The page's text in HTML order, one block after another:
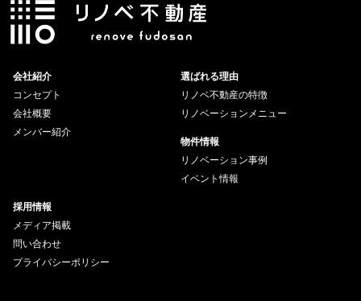
会社紹介
コンセプト
会社概要
メンバー紹介
選ばれる理由
リノベ不動産の特徴
リノベーションメニュー
物件情報
リノベーション事例
イベント情報
採用情報
メディア掲載
問い合わせ
プライバシーポリシー